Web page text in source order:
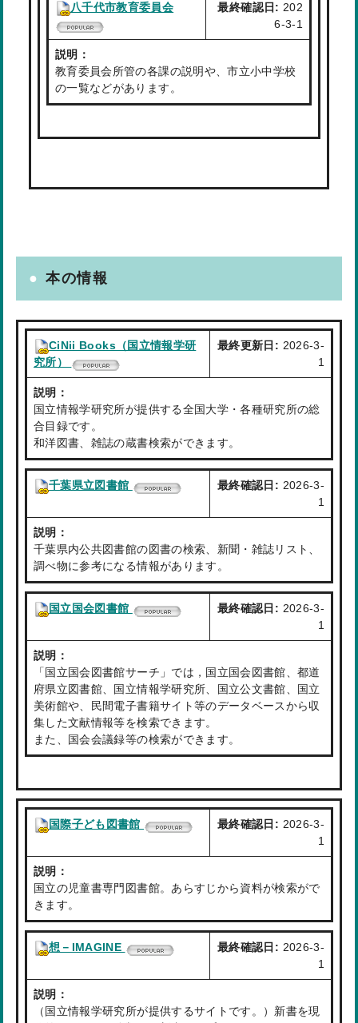
八千代市教育委員会 最終確認日: 202
6-3-1
説明：
教育委員会所管の各課の説明や、市立小中学校
の一覧などがあります。
本の情報
CiNii Books（国立情報学研
究所）
最終更新日: 2026-3-
1
説明：
国立情報学研究所が提供する全国大学・各種研究所の総
合目録です。
和洋図書、雑誌の蔵書検索ができます。
千葉県立図書館 最終確認日: 2026-3-
1
説明：
千葉県内公共図書館の図書の検索、新聞・雑誌リスト、
調べ物に参考になる情報があります。
国立国会図書館 最終確認日: 2026-3-
1
説明：
「国立国会図書館サーチ」では，国立国会図書館、都道
府県立図書館、国立情報学研究所、国立公文書館、国立
美術館や、民間電子書籍サイト等のデータベースから収
集した文献情報等を検索できます。
また、国会会議録等の検索ができます。
国際子ども図書館 最終確認日: 2026-3-
1
説明：
国立の児童書専門図書館。あらすじから資料が検索がで
きます。
想－IMAGINE 最終確認日: 2026-3-
1
説明：
（国立情報学研究所が提供するサイトです。）新書を現